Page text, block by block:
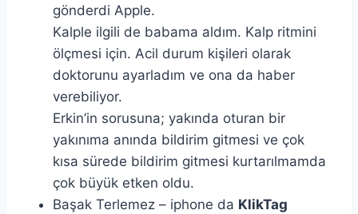
gönderdi Apple.
Kalple ilgili de babama aldım. Kalp ritmini
ölçmesi için. Acil durum kişileri olarak
doktorunu ayarladım ve ona da haber
verebiliyor.
Erkin’in sorusuna; yakında oturan bir
yakınıma anında bildirim gitmesi ve çok
kısa sürede bildirim gitmesi kurtarılmamda
çok büyük etken oldu.
Başak Terlemez – iphone da KlikTag